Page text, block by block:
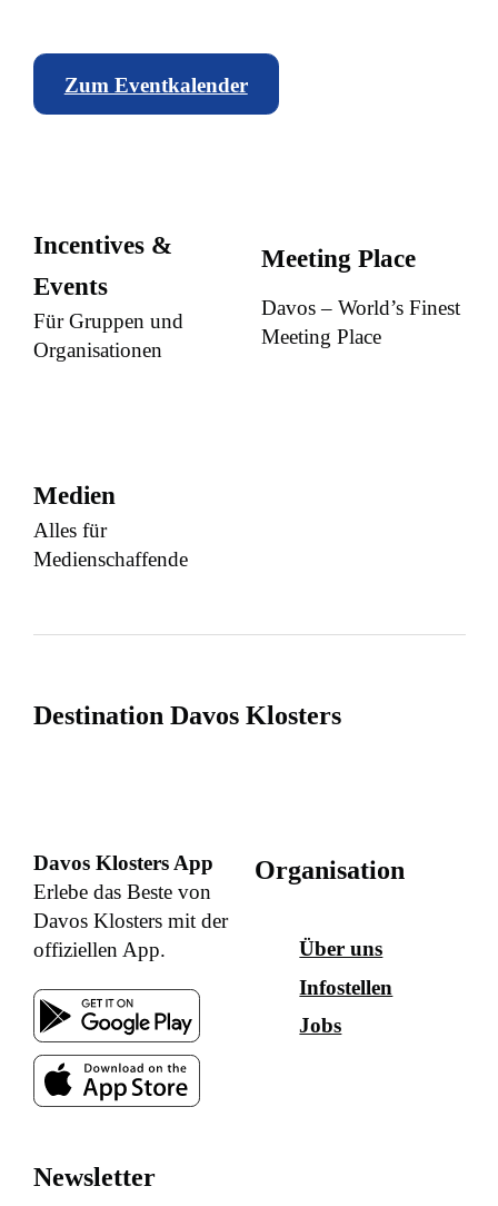
Zum Eventkalender
Incentives &
Events
Für Gruppen und
Organisationen
Meeting Place
Davos – World’s Finest
Meeting Place
Medien
Alles für
Medienschaffende
Destination Davos Klosters
Davos Klosters App
Erlebe das Beste von
Davos Klosters mit der
offiziellen App.
Organisation
Über uns
Infostellen
Jobs
Newsletter